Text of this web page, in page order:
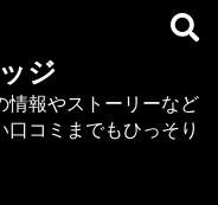
ジ
情報やストーリーなど
コミまでもひっそり